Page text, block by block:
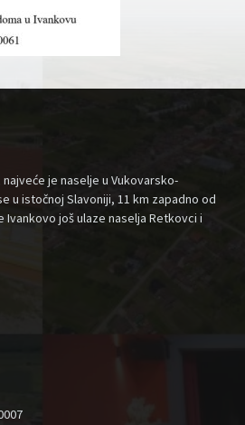
je naselje u Vukovarsko-
u istočnoj Slavoniji, 11 km zapadno od
Ivankovo još ulaze naselja Retkovci i